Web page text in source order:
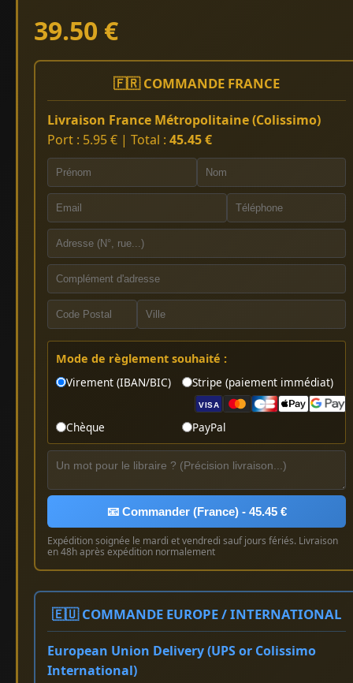
39.50 €
🇫🇷 COMMANDE FRANCE
Livraison France Métropolitaine (Colissimo)
Port : 5.95 € | Total : 45.45 €
Mode de règlement souhaité :
Virement (IBAN/BIC)
Stripe (paiement immédiat)
VISA
Chèque PayPal
📧 Commander (France) - 45.45 €
Expédition soignée le mardi et vendredi sauf jours fériés. Livraison
en 48h après expédition normalement
🇪🇺 COMMANDE EUROPE / INTERNATIONAL
European Union Delivery (UPS or Colissimo
International)